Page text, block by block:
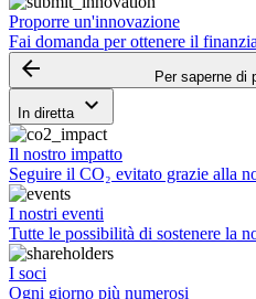
Proporre un'innovazione
Fai domanda per ottenere il
arrow_backward Per saperne di
In diretta keyboard_arrow_down
Il nostro impatto
Seguire il CO₂ evitato grazie alla
I nostri eventi
Tutte le possibilità di sostenere la
I soci
Ogni giorno più numerosi